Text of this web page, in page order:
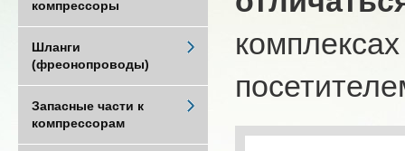
компрессоры
Шланги
(фреонопроводы)
Запасные части к
компрессорам